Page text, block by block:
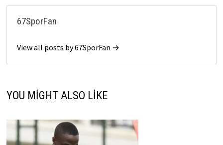
67SporFan
View all posts by 67SporFan →
YOU MIGHT ALSO LIKE